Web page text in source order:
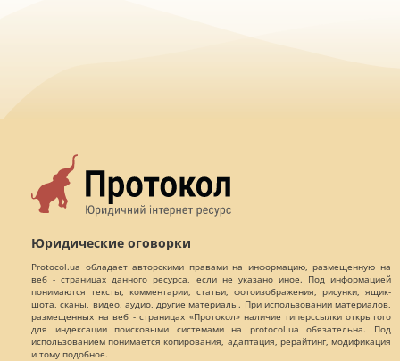
Юридические оговорки
Protocol.ua обладает авторскими правами на информацию, размещенную на
веб - страницах данного ресурса, если не указано иное. Под информацией
понимаются тексты, комментарии, статьи, фотоизображения, рисунки, ящик-
шота, сканы, видео, аудио, другие материалы. При использовании материалов,
размещенных на веб - страницах «Протокол» наличие гиперссылки открытого
для индексации поисковыми системами на protocol.ua обязательна. Под
использованием понимается копирования, адаптация, рерайтинг, модификация
и тому подобное.